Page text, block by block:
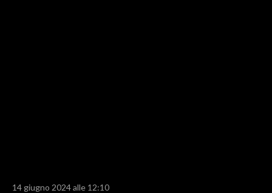
14 giugno 2024 alle 12:10